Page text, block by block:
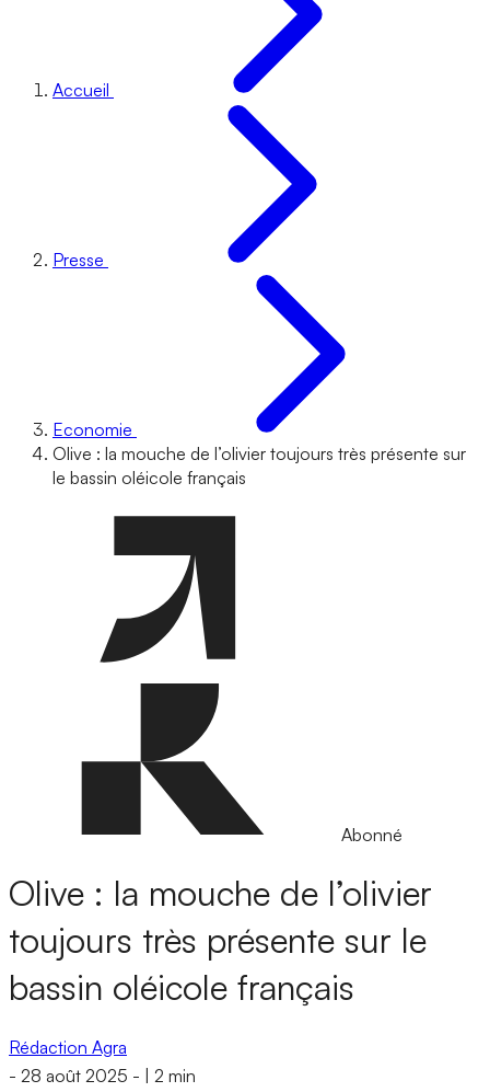
Accueil
Presse
Economie
Olive : la mouche de l’olivier toujours très présente sur
le bassin oléicole français
Abonné
Olive : la mouche de l’olivier
toujours très présente sur le
bassin oléicole français
Rédaction Agra
- 28 août 2025 - 2 min